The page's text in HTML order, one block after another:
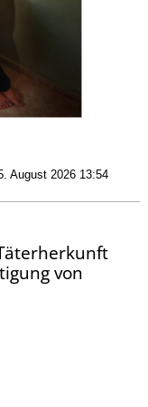
August 2026 13:54
von